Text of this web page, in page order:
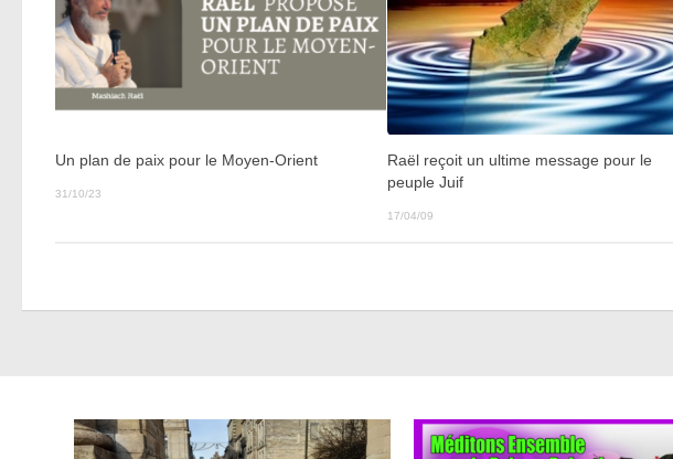
Un plan de paix pour le Moyen-Orient
31/10/23
Raël reçoit un ultime message pour le
peuple Juif
17/04/09